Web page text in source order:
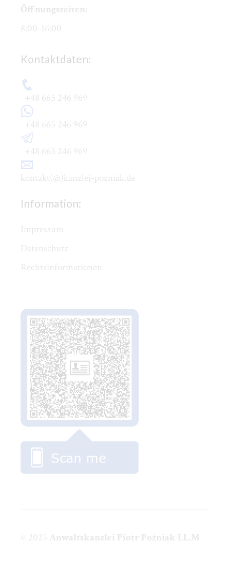
Öffnungszeiten:
8:00-16:00
Kontaktdaten:
+48 665 246 969
+48 665 246 969
+48 665 246 969
kontakt(@)kanzlei-pozniak.de
Information:
Impressum
Datenschutz
Rechtsinformationen
© 2025 Anwaltskanzlei Piotr Poźniak LL.M